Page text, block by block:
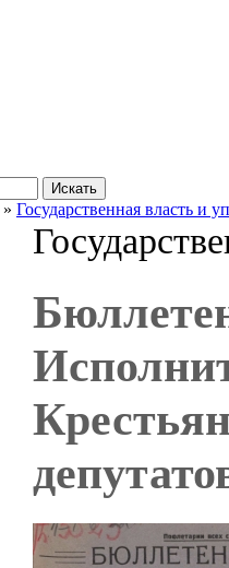
Искать
» Государственная власть и